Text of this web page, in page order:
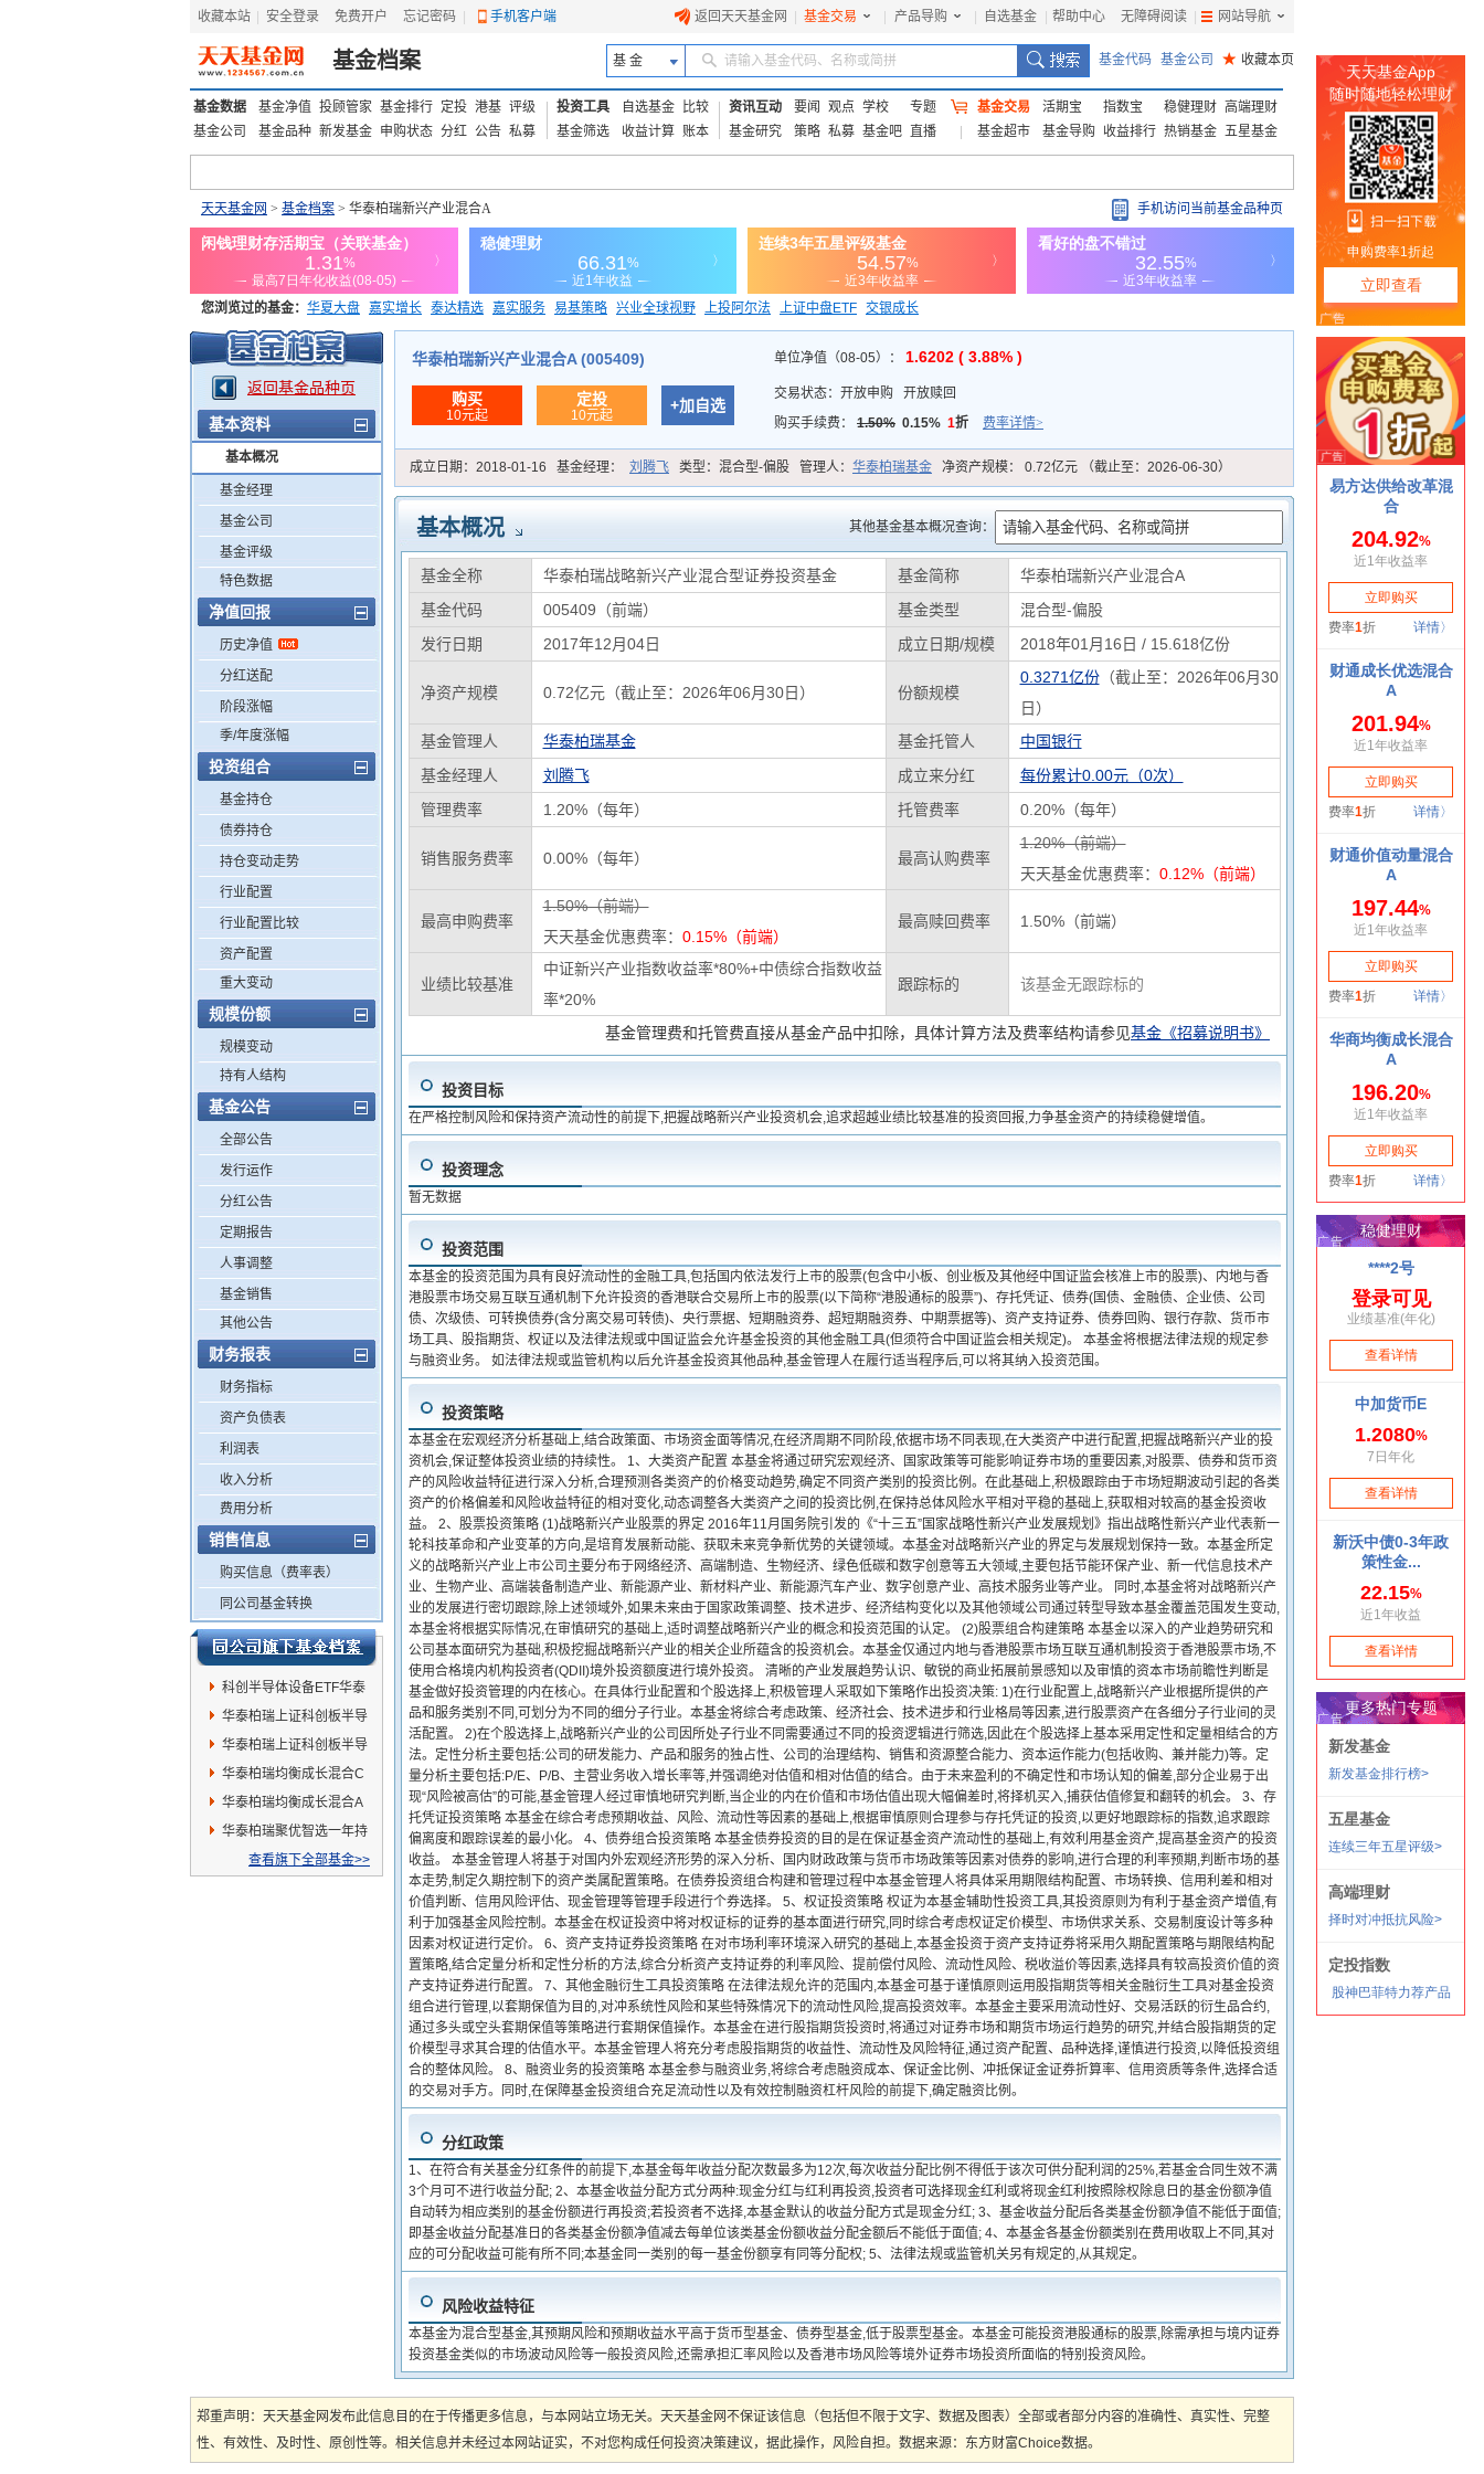
收藏本站 安全登录 免费开户 忘记密码 手机客户端 返回天天基金网 基金交易 产品导购 自选基金 帮助中心 无障碍阅读 网站导航
基金档案 基 金 请输入基金代码、名称或简拼 基金代码 基金公司 ★ 收藏本页
基金数据 基金净值 投顾管家 基金排行 定投 港基 评级
基金公司
基金品种 新发基金 申购状态 分红 公告 私募
投资工具 自选基金
比较
基金筛选
收益计算 账本
资讯互动 要闻 观点 学校
专题
基金研究
策略 私募 基金吧 直播
基金交易 活期宝 指数宝 稳健理财 高端理财
基金超市
基金导购 收益排行 热销基金 五星基金
天天基金网 > 基金档案 > 华泰柏瑞新兴产业混合A 手机访问当前基金品种页
您浏览过的基金： 华夏大盘 嘉实增长 泰达精选 嘉实服务 易基策略 兴业全球视野 上投阿尔法 上证中盘ETF 交银成长
添富优势 华安宏利 上证180价值ETF
返回基金品种页
基本资料
基本概况
基金经理
基金公司
基金评级
特色数据
净值回报
历史净值
分红送配
阶段涨幅
季/年度涨幅
投资组合
基金持仓
债券持仓
持仓变动走势
行业配置
行业配置比较
资产配置
重大变动
规模份额
规模变动
持有人结构
基金公告
全部公告
发行运作
分红公告
定期报告
人事调整
基金销售
其他公告
财务报表
财务指标
资产负债表
利润表
收入分析
费用分析
销售信息
购买信息（费率表）
同公司基金转换
科创半导体设备ETF华泰
柏瑞
华泰柏瑞上证科创板半导
体材料设备主题ETF发起
式联接C
华泰柏瑞上证科创板半导
体材料设备主题ETF发起
式联接A
华泰柏瑞均衡成长混合C
华泰柏瑞均衡成长混合A
华泰柏瑞聚优智选一年持
有期混合C
查看旗下全部基金>>
华泰柏瑞新兴产业混合A (005409)
购买
10元起
定投
10元起
+加自选
单位净值（08-05）： 1.6202 ( 3.88% )
交易状态： 开放申购
开放赎回
购买手续费： 1.50% 0.15% 1折 费率详情>
成立日期： 2018-01-16 基金经理： 刘腾飞 类型： 混合型-偏股 管理人： 华泰柏瑞基金 净资产规模： 0.72亿元 （截止至：2026-06-30）
基本概况 其他基金基本概况查询：
基金全称 华泰柏瑞战略新兴产业混合型证券投资基金 基金简称
华泰柏瑞新兴产业混合A
基金代码
005409（前端） 基金类型
混合型-偏股
发行日期
2017年12月04日 成立日期/规模 2018年01月16日 / 15.618亿份
净资产规模 0.72亿元（截止至：2026年06月30日） 份额规模
0.3271亿份（截止至：2026年06月30
日）
基金管理人
华泰柏瑞基金 基金托管人
中国银行
基金经理人
刘腾飞 成立来分红
每份累计0.00元（0次）
管理费率
1.20%（每年） 托管费率 0.20%（每年）
销售服务费率 0.00%（每年） 最高认购费率
1.20%（前端）
天天基金优惠费率： 0.12%（前端）
最高申购费率
1.50%（前端）
天天基金优惠费率： 0.15%（前端）
最高赎回费率 1.50%（前端）
业绩比较基准
中证新兴产业指数收益率*80%+中债综合指数收益
率*20%
跟踪标的 该基金无跟踪标的
基金管理费和托管费直接从基金产品中扣除，具体计算方法及费率结构请参见基金《招募说明书》
投资目标
在严格控制风险和保持资产流动性的前提下,把握战略新兴产业投资机会,追求超越业绩比较基准的投资回报,力争基金资产的持续稳健增值。
投资理念
暂无数据
投资范围
本基金的投资范围为具有良好流动性的金融工具,包括国内依法发行上市的股票(包含中小板、创业板及其他经中国证监会核准上市的股票)、内地与香
港股票市场交易互联互通机制下允许投资的香港联合交易所上市的股票(以下简称“港股通标的股票”)、存托凭证、债券(国债、金融债、企业债、公司
债、次级债、可转换债券(含分离交易可转债)、央行票据、短期融资券、超短期融资券、中期票据等)、资产支持证券、债券回购、银行存款、货币市
场工具、股指期货、权证以及法律法规或中国证监会允许基金投资的其他金融工具(但须符合中国证监会相关规定)。 本基金将根据法律法规的规定参
与融资业务。 如法律法规或监管机构以后允许基金投资其他品种,基金管理人在履行适当程序后,可以将其纳入投资范围。
投资策略
本基金在宏观经济分析基础上,结合政策面、市场资金面等情况,在经济周期不同阶段,依据市场不同表现,在大类资产中进行配置,把握战略新兴产业的投
资机会,保证整体投资业绩的持续性。 1、大类资产配置 本基金将通过研究宏观经济、国家政策等可能影响证券市场的重要因素,对股票、债券和货币资
产的风险收益特征进行深入分析,合理预测各类资产的价格变动趋势,确定不同资产类别的投资比例。在此基础上,积极跟踪由于市场短期波动引起的各类
资产的价格偏差和风险收益特征的相对变化,动态调整各大类资产之间的投资比例,在保持总体风险水平相对平稳的基础上,获取相对较高的基金投资收
益。 2、股票投资策略 (1)战略新兴产业股票的界定 2016年11月国务院引发的《“十三五”国家战略性新兴产业发展规划》指出战略性新兴产业代表新一
轮科技革命和产业变革的方向,是培育发展新动能、获取未来竞争新优势的关键领域。本基金对战略新兴产业的界定与发展规划保持一致。本基金所定
义的战略新兴产业上市公司主要分布于网络经济、高端制造、生物经济、绿色低碳和数字创意等五大领域,主要包括节能环保产业、新一代信息技术产
业、生物产业、高端装备制造产业、新能源产业、新材料产业、新能源汽车产业、数字创意产业、高技术服务业等产业。 同时,本基金将对战略新兴产
业的发展进行密切跟踪,除上述领域外,如果未来由于国家政策调整、技术进步、经济结构变化以及其他领域公司通过转型导致本基金覆盖范围发生变动,
本基金将根据实际情况,在审慎研究的基础上,适时调整战略新兴产业的概念和投资范围的认定。 (2)股票组合构建策略 本基金以深入的产业趋势研究和
公司基本面研究为基础,积极挖掘战略新兴产业的相关企业所蕴含的投资机会。本基金仅通过内地与香港股票市场互联互通机制投资于香港股票市场,不
使用合格境内机构投资者(QDII)境外投资额度进行境外投资。 清晰的产业发展趋势认识、敏锐的商业拓展前景感知以及审慎的资本市场前瞻性判断是
基金做好投资管理的内在核心。在具体行业配置和个股选择上,积极管理人采取如下策略作出投资决策: 1)在行业配置上,战略新兴产业根据所提供的产
品和服务类别不同,可划分为不同的细分子行业。本基金将综合考虑政策、经济社会、技术进步和行业格局等因素,进行股票资产在各细分子行业间的灵
活配置。 2)在个股选择上,战略新兴产业的公司因所处子行业不同需要通过不同的投资逻辑进行筛选,因此在个股选择上基本采用定性和定量相结合的方
法。定性分析主要包括:公司的研发能力、产品和服务的独占性、公司的治理结构、销售和资源整合能力、资本运作能力(包括收购、兼并能力)等。定
量分析主要包括:P/E、P/B、主营业务收入增长率等,并强调绝对估值和相对估值的结合。由于未来盈利的不确定性和市场认知的偏差,部分企业易于出
现“风险被高估”的可能,基金管理人经过审慎地研究判断,当企业的内在价值和市场估值出现大幅偏差时,将择机买入,捕获估值修复和翻转的机会。 3、存
托凭证投资策略 本基金在综合考虑预期收益、风险、流动性等因素的基础上,根据审慎原则合理参与存托凭证的投资,以更好地跟踪标的指数,追求跟踪
偏离度和跟踪误差的最小化。 4、债券组合投资策略 本基金债券投资的目的是在保证基金资产流动性的基础上,有效利用基金资产,提高基金资产的投资
收益。 本基金管理人将基于对国内外宏观经济形势的深入分析、国内财政政策与货币市场政策等因素对债券的影响,进行合理的利率预期,判断市场的基
本走势,制定久期控制下的资产类属配置策略。在债券投资组合构建和管理过程中本基金管理人将具体采用期限结构配置、市场转换、信用利差和相对
价值判断、信用风险评估、现金管理等管理手段进行个券选择。 5、权证投资策略 权证为本基金辅助性投资工具,其投资原则为有利于基金资产增值,有
利于加强基金风险控制。本基金在权证投资中将对权证标的证券的基本面进行研究,同时综合考虑权证定价模型、市场供求关系、交易制度设计等多种
因素对权证进行定价。 6、资产支持证券投资策略 在对市场利率环境深入研究的基础上,本基金投资于资产支持证券将采用久期配置策略与期限结构配
置策略,结合定量分析和定性分析的方法,综合分析资产支持证券的利率风险、提前偿付风险、流动性风险、税收溢价等因素,选择具有较高投资价值的资
产支持证券进行配置。 7、其他金融衍生工具投资策略 在法律法规允许的范围内,本基金可基于谨慎原则运用股指期货等相关金融衍生工具对基金投资
组合进行管理,以套期保值为目的,对冲系统性风险和某些特殊情况下的流动性风险,提高投资效率。本基金主要采用流动性好、交易活跃的衍生品合约,
通过多头或空头套期保值等策略进行套期保值操作。本基金在进行股指期货投资时,将通过对证券市场和期货市场运行趋势的研究,并结合股指期货的定
价模型寻求其合理的估值水平。本基金管理人将充分考虑股指期货的收益性、流动性及风险特征,通过资产配置、品种选择,谨慎进行投资,以降低投资组
合的整体风险。 8、融资业务的投资策略 本基金参与融资业务,将综合考虑融资成本、保证金比例、冲抵保证金证券折算率、信用资质等条件,选择合适
的交易对手方。同时,在保障基金投资组合充足流动性以及有效控制融资杠杆风险的前提下,确定融资比例。
分红政策
1、在符合有关基金分红条件的前提下,本基金每年收益分配次数最多为12次,每次收益分配比例不得低于该次可供分配利润的25%,若基金合同生效不满
3个月可不进行收益分配; 2、本基金收益分配方式分两种:现金分红与红利再投资,投资者可选择现金红利或将现金红利按照除权除息日的基金份额净值
自动转为相应类别的基金份额进行再投资;若投资者不选择,本基金默认的收益分配方式是现金分红; 3、基金收益分配后各类基金份额净值不能低于面值;
即基金收益分配基准日的各类基金份额净值减去每单位该类基金份额收益分配金额后不能低于面值; 4、本基金各基金份额类别在费用收取上不同,其对
应的可分配收益可能有所不同;本基金同一类别的每一基金份额享有同等分配权; 5、法律法规或监管机关另有规定的,从其规定。
风险收益特征
本基金为混合型基金,其预期风险和预期收益水平高于货币型基金、债券型基金,低于股票型基金。本基金可能投资港股通标的股票,除需承担与境内证券
投资基金类似的市场波动风险等一般投资风险,还需承担汇率风险以及香港市场风险等境外证券市场投资所面临的特别投资风险。
郑重声明：天天基金网发布此信息目的在于传播更多信息，与本网站立场无关。天天基金网不保证该信息（包括但不限于文字、数据及图表）全部或者部分内容的准确性、真实性、完整
性、有效性、及时性、原创性等。相关信息并未经过本网站证实，不对您构成任何投资决策建议，据此操作，风险自担。数据来源：东方财富Choice数据。